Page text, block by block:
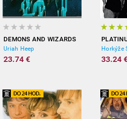
DEMONS AND WIZARDS
Uriah Heep
23.74 €
Horkýže
33.24